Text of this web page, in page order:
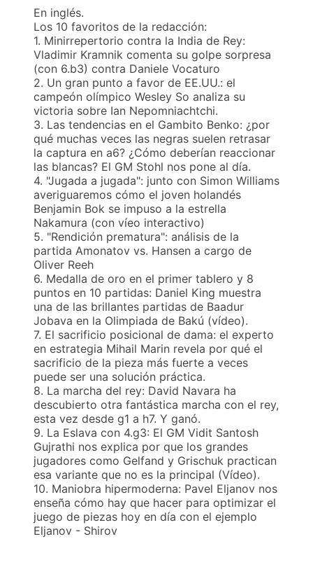
En inglés.
Los 10 favoritos de la redacción:
1. Minirrepertorio contra la India de Rey:
Vladimir Kramnik comenta su golpe sorpresa
(con 6.b3) contra Daniele Vocaturo
2. Un gran punto a favor de EE.UU.: el
campeón olímpico Wesley So analiza su
victoria sobre Ian Nepomniachtchi.
3. Las tendencias en el Gambito Benko: ¿por
qué muchas veces las negras suelen retrasar
la captura en a6? ¿Cómo deberían reaccionar
las blancas? El GM Stohl nos pone al día.
4. "Jugada a jugada": junto con Simon Williams
averiguaremos cómo el joven holandés
Benjamin Bok se impuso a la estrella
Nakamura (con víeo interactivo)
5. "Rendición prematura": análisis de la
partida Amonatov vs. Hansen a cargo de
Oliver Reeh
6. Medalla de oro en el primer tablero y 8
puntos en 10 partidas: Daniel King muestra
una de las brillantes partidas de Baadur
Jobava en la Olimpiada de Bakú (vídeo).
7. El sacrificio posicional de dama: el experto
en estrategia Mihail Marin revela por qué el
sacrificio de la pieza más fuerte a veces
puede ser una solución práctica.
8. La marcha del rey: David Navara ha
descubierto otra fantástica marcha con el rey,
esta vez desde g1 a h7. Y ganó.
9. La Eslava con 4.g3: El GM Vidit Santosh
Gujrathi nos explica por que los grandes
jugadores como Gelfand y Grischuk practican
esa variante que no es la principal (Vídeo).
10. Maniobra hipermoderna: Pavel Eljanov nos
enseña cómo hay que hacer para optimizar el
juego de piezas hoy en día con el ejemplo
Eljanov - Shirov